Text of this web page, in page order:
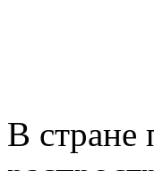
В стране